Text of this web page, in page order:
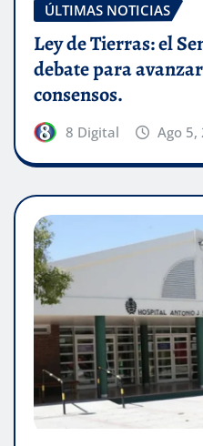
ÚLTIMAS NOTICIAS
Ley de Tierras: el
debate para
consensos.
8 Digital Ago 5,